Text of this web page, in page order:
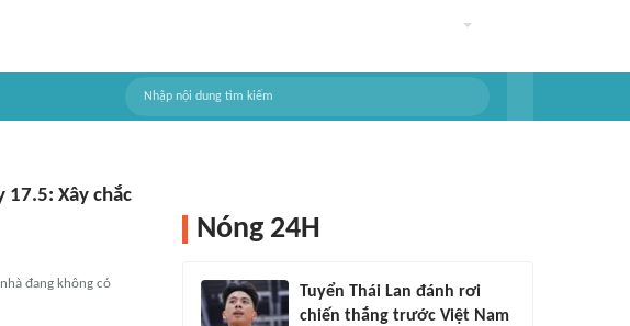
17.5: Xây chắc
đang không có
Nóng 24H
Tuyển Thái Lan đánh rơi
chiến thắng trước Việt Nam